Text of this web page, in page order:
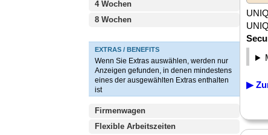
4 Wochen
8 Wochen
EXTRAS / BENEFITS
Wenn Sie Extras auswählen, werden nur
Anzeigen gefunden, in denen mindestens
eines der ausgewählten Extras enthalten
ist
Firmenwagen
Flexible Arbeitszeiten
▶